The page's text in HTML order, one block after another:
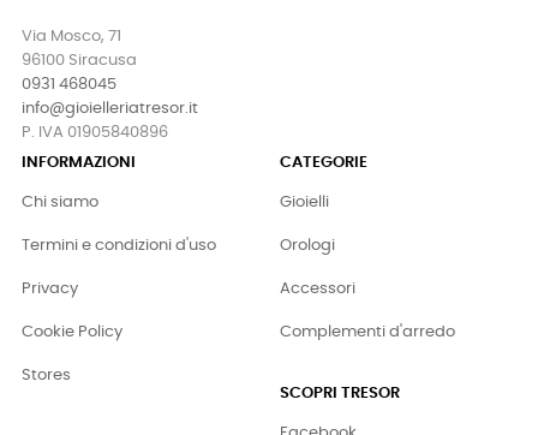
Via Mosco, 71
96100 Siracusa
0931 468045
info@gioielleriatresor.it
P. IVA 01905840896
INFORMAZIONI
Chi siamo
Termini e condizioni d'uso
Privacy
Cookie Policy
Stores
CATEGORIE
Gioielli
Orologi
Accessori
Complementi d'arredo
SCOPRI TRESOR